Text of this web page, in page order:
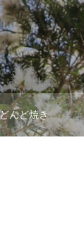
どんど焼き